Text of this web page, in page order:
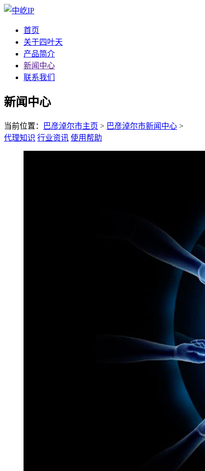
首页
关于四叶天
产品简介
新闻中心
联系我们
新闻中心
当前位置： 巴彦淖尔市主页 > 巴彦淖尔市新闻中心 >
代理知识 行业资讯 使用帮助